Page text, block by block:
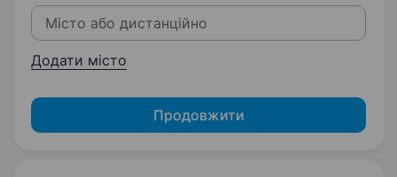
Додати місто
Продовжити